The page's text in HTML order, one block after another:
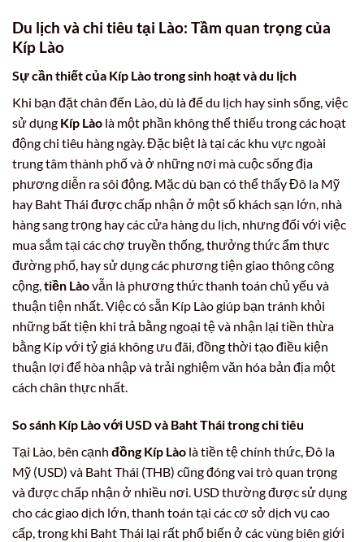
Du lịch và chi tiêu tại Lào: Tầm quan trọng của
Kíp Lào
Sự cần thiết của Kíp Lào trong sinh hoạt và du lịch
Khi bạn đặt chân đến Lào, dù là để du lịch hay sinh sống, việc
sử dụng Kíp Lào là một phần không thể thiếu trong các hoạt
động chi tiêu hàng ngày. Đặc biệt là tại các khu vực ngoài
trung tâm thành phố và ở những nơi mà cuộc sống địa
phương diễn ra sôi động. Mặc dù bạn có thể thấy Đô la Mỹ
hay Baht Thái được chấp nhận ở một số khách sạn lớn, nhà
hàng sang trọng hay các cửa hàng du lịch, nhưng đối với việc
mua sắm tại các chợ truyền thống, thưởng thức ẩm thực
đường phố, hay sử dụng các phương tiện giao thông công
cộng, tiền Làovẫn là phương thức thanh toán chủ yếu và
thuận tiện nhất. Việc có sẵn Kíp Lào giúp bạn tránh khỏi
những bất tiện khi trả bằng ngoại tệ và nhận lại tiền thừa
bằng Kíp với tỷ giá không ưu đãi, đồng thời tạo điều kiện
thuận lợi để hòa nhập và trải nghiệm văn hóa bản địa một
cách chân thực nhất.
So sánh Kíp Lào với USD và Baht Thái trong chi tiêu
Tại Lào, bên cạnh đồng Kíp Lào là tiền tệ chính thức, Đô la
Mỹ (USD) và Baht Thái (THB) cũng đóng vai trò quan trọng
và được chấp nhận ở nhiều nơi. USD thường được sử dụng
cho các giao dịch lớn, thanh toán tại các cơ sở dịch vụ cao
cấp, trong khi Baht Thái lại rất phổ biến ở các vùng biên giới